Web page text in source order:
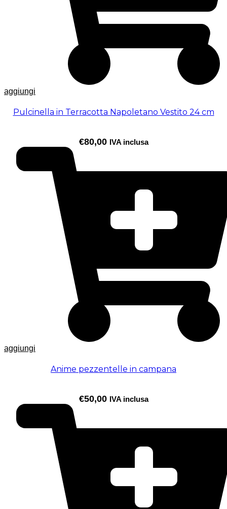
aggiungi
Pulcinella in Terracotta Napoletano Vestito 24 cm
€80,00 IVA inclusa
aggiungi
Anime pezzentelle in campana
€50,00 IVA inclusa